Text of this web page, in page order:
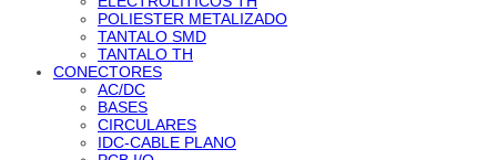
POLIESTER METALIZADO
TANTALO SMD
TANTALO TH
CONECTORES
AC/DC
BASES
CIRCULARES
IDC-CABLE PLANO